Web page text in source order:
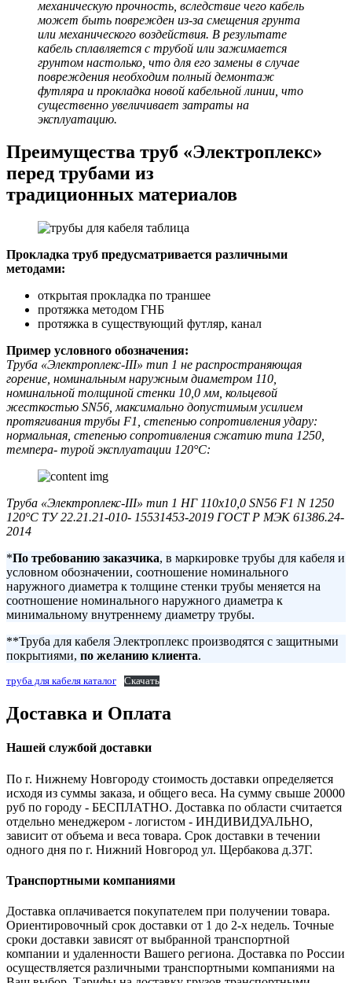
механическую прочность, вследствие чего кабель
может быть поврежден из-за смещения грунта
или механического воздействия. В результате
кабель сплавляется с трубой или зажимается
грунтом настолько, что для его замены в случае
повреждения необходим полный демонтаж
футляра и прокладка новой кабельной линии, что
существенно увеличивает затраты на
эксплуатацию.
Преимущества труб «Электроплекс»
перед трубами из
традиционных материалов
Прокладка труб предусматривается различными
методами:
открытая прокладка по траншее
протяжка методом ГНБ
протяжка в существующий футляр, канал
Пример условного обозначения:
Труба «Электроплекс-III» тип 1 не распространяющая
горение, номинальным наружным диаметром 110,
номинальной толщиной стенки 10,0 мм, кольцевой
жесткостью SN56, максимально допустимым усилием
протягивания трубы F1 , степенью сопротивления удару:
нормальная, степенью сопротивления сжатию типа 1250,
темпера- турой эксплуатации 120°С:
Труба «Электроплекс-III» тип 1 НГ 110х10,0 SN56 F1 N 1250
120°С ТУ 22.21.21-010- 15531453-2019 ГОСТ Р МЭК 61386.24-
2014
*По требованию заказчика, в маркировке трубы для кабеля и
условном обозначении, соотношение номинального
наружного диаметра к толщине стенки трубы меняется на
соотношение номинального наружного диаметра к
минимальному внутреннему диаметру трубы.
**Труба для кабеля Электроплекс производятся с защитными
покрытиями, по желанию клиента.
труба для кабеля каталог Скачать
Доставка и Оплата
Нашей службой доставки
По г. Нижнему Новгороду стоимость доставки определяется
исходя из суммы заказа, и общего веса. На сумму свыше 20000
руб по городу - БЕСПЛАТНО. Доставка по области считается
отдельно менеджером - логистом - ИНДИВИДУАЛЬНО,
зависит от объема и веса товара. Срок доставки в течении
одного дня по г. Нижний Новгород ул. Щербакова д.37Г.
Транспортными компаниями
Доставка оплачивается покупателем при получении товара.
Ориентировочный срок доставки от 1 до 2-х недель. Точные
сроки доставки зависят от выбранной транспортной
компании и удаленности Вашего региона. Доставка по России
осуществляется различными транспортными компаниями на